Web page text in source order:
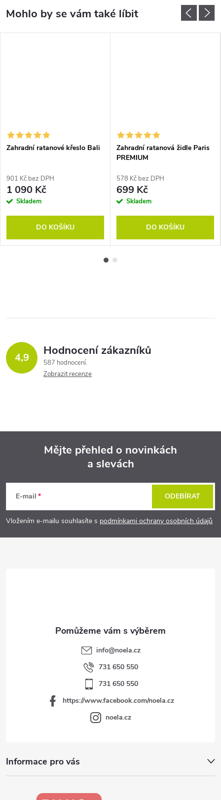
Zahradní ratanové křeslo Bali
901 Kč bez DPH
1 090 Kč
Skladem
DO KOŠÍKU
Zahradní ratanová židle Paris
PREMIUM
578 Kč bez DPH
699 Kč
Skladem
DO KOŠÍKU
4,9 Hodnocení zákazníků
587 hodnocení
Zobrazit recenze
p
a
Mějte přehled o novinkách
a slevách
E-mail
Vložením e-mailu souhlasíte s podmínkami ochrany osobních údajů
ODEBÍRAT
Informace pro vás
info@noela.cz
731 650 550
731 650 550
https://www.facebook.com/noela.cz
noela.cz